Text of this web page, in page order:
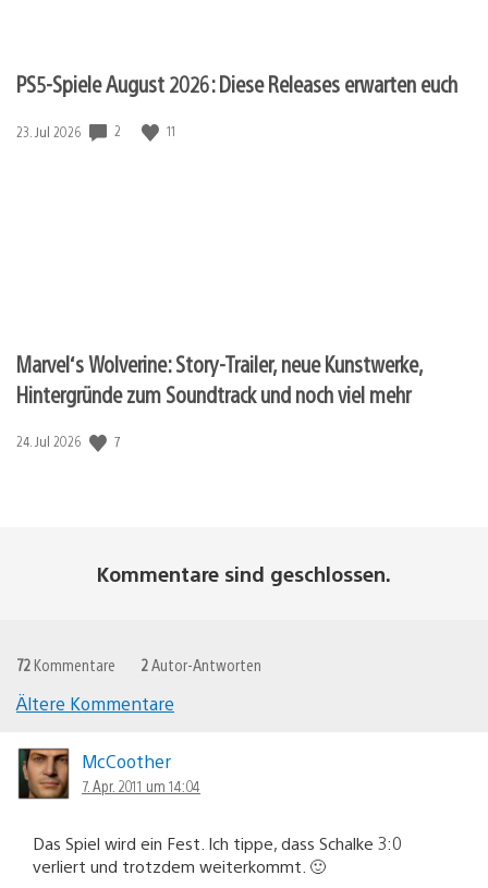
PS5-Spiele August 2026: Diese Releases erwarten euch
Veröffentlichungsdatum:
23. Jul 2026 2 11
Marvel‘s Wolverine: Story-Trailer, neue Kunstwerke,
Hintergründe zum Soundtrack und noch viel mehr
Veröffentlichungsdatum:
24. Jul 2026 7
Kommentare sind geschlossen.
72 Kommentare 2 Autor-Antworten
Navigation
Ältere Kommentare
McCoother
7. Apr. 2011 um 14:04
Das Spiel wird ein Fest. Ich tippe, dass Schalke 3:0
verliert und trotzdem weiterkommt. 🙂